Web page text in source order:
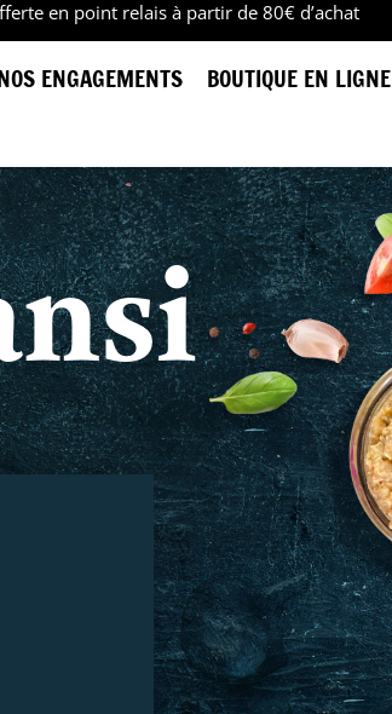
en point relais à partir de 80€ d’achat
ENGAGEMENTS BOUTIQUE EN LIGNE